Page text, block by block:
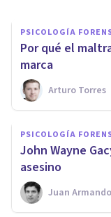
PSICOLOGÍA
​Por qué el
marca
Arturo Torres
PSICOLOGÍA
​John Wayne
asesino
Juan